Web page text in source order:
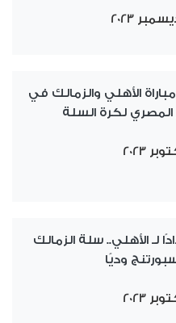
الأهلي والزمالك في
المصري لكرة السلة
لـ الأهلي.. سلة الزمالك
وديًا